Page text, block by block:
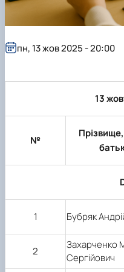
13
№
1 Бубряк
2
Захарченко
Сергійович
пн, 13 жов 2025 - 20:00